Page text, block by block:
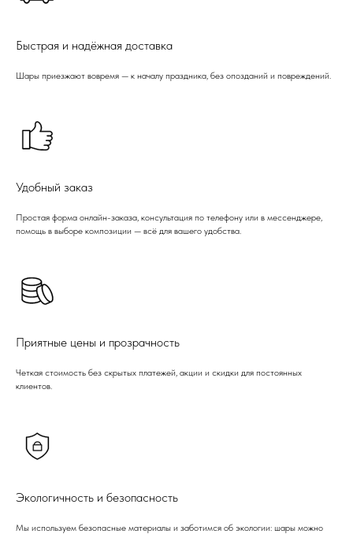
Быстрая и надёжная доставка
Шары приезжают вовремя — к началу праздника, без опозданий и повреждений.
Удобный заказ
Простая форма онлайн-заказа, консультация по телефону или в мессенджере,
помощь в выборе композиции — всё для вашего удобства.
Приятные цены и прозрачность
Четкая стоимость без скрытых платежей, акции и скидки для постоянных
клиентов.
Экологичность и безопасность
Мы используем безопасные материалы и заботимся об экологии: шары можно